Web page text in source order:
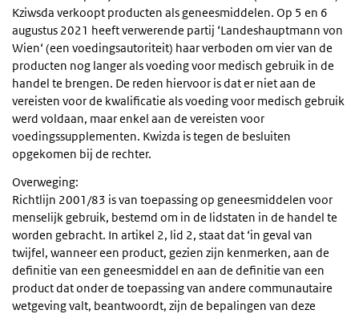
Kziwsda verkoopt producten als geneesmiddelen. Op 5 en 6
augustus 2021 heeft verwerende partij ‘Landeshauptmann von
Wien‘ (een voedingsautoriteit) haar verboden om vier van de
producten nog langer als voeding voor medisch gebruik in de
handel te brengen. De reden hiervoor is dat er niet aan de
vereisten voor de kwalificatie als voeding voor medisch gebruik
werd voldaan, maar enkel aan de vereisten voor
voedingssupplementen. Kwizda is tegen de besluiten
opgekomen bij de rechter.
Overweging:
Richtlijn 2001/83 is van toepassing op geneesmiddelen voor
menselijk gebruik, bestemd om in de lidstaten in de handel te
worden gebracht. In artikel 2, lid 2, staat dat ‘in geval van
twijfel, wanneer een product, gezien zijn kenmerken, aan de
definitie van een geneesmiddel en aan de definitie van een
product dat onder de toepassing van andere communautaire
wetgeving valt, beantwoordt, zijn de bepalingen van deze